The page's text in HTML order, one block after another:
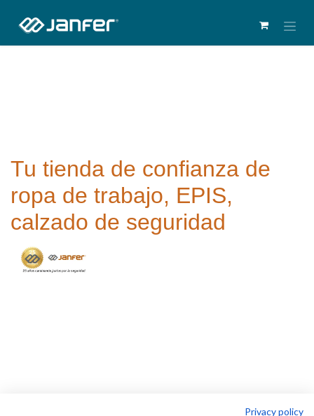
Tu tienda de confianza de
ropa de trabajo, EPIS,
calzado de seguridad
Privacy policy